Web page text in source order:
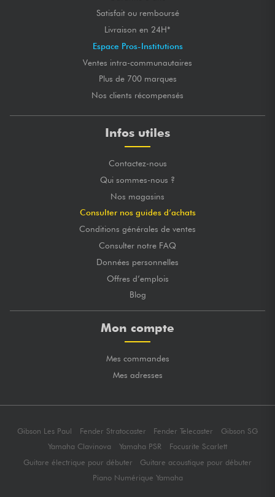
Satisfait ou remboursé
Livraison en 24H*
Espace Pros-Institutions
Ventes intra-communautaires
Plus de 700 marques
Nos clients récompensés
Infos utiles
Contactez-nous
Qui sommes-nous ?
Nos magasins
Consulter nos guides d’achats
Conditions générales de ventes
Consulter notre FAQ
Données personnelles
Offres d’emplois
Blog
Mon compte
Mes commandes
Mes adresses
Gibson Les Paul Fender Stratocaster Fender Telecaster
Gibson SG
Yamaha Clavinova
Yamaha PSR
Focusrite Scarlett
Guitare électrique pour débuter
Guitare acoustique pour débuter
Piano Numérique Yamaha